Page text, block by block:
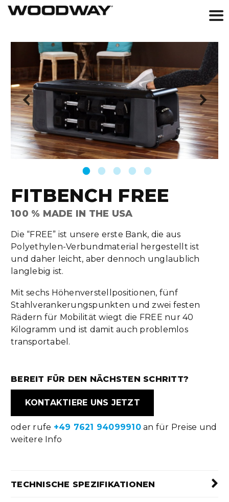
FITBENCH FREE
100 % MADE IN THE USA
Die “FREE” ist unsere erste Bank, die aus
Polyethylen-Verbundmaterial hergestellt ist
und daher leicht, aber dennoch unglaublich
langlebig ist.
Mit sechs Höhenverstellpositionen, fünf
Stahlverankerungspunkten und zwei festen
Rädern für Mobilität wiegt die FREE nur 40
Kilogramm und ist damit auch problemlos
transportabel.
BEREIT FÜR DEN NÄCHSTEN SCHRITT?
KONTAKTIERE UNS JETZT
oder rufe +49 7621 94099910an für Preise und
weitere Info
TECHNISCHE SPEZIFIKATIONEN